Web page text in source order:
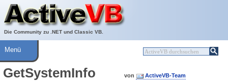
Die Community zu .NET und Classic VB.
Über ActiveVB
Hilfe
Menü
GetSystemInfo von ActiveVB-Team